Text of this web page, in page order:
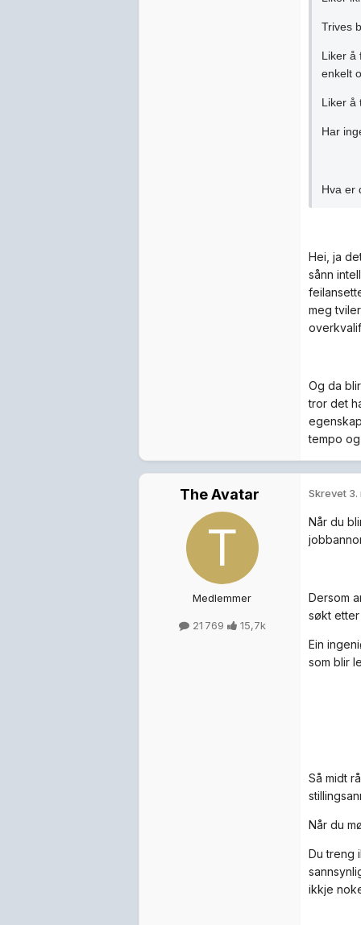
Trives
Liker å
enkelt
Liker å
Har
Hva er
Hei, ja
sånn
meg
Og da
tror det
tempo
The Avatar
Medlemmer
21 769 15,7k
Skrevet 3.
Når du
Dersom
søkt
Ein
som blir
Så midt
Når du
Du treng
ikkje